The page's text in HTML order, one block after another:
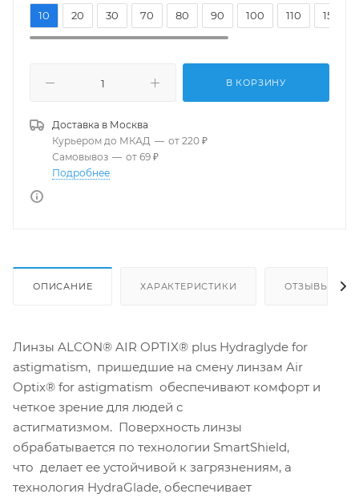
10
20 30 70 80 90 100 110 150
В КОРЗИНУ
Доставка в Москва
Курьером до МКАД — от 220 ₽
Самовывоз — от 69 ₽
Подробнее
ОПИСАНИЕ ХАРАКТЕРИСТИКИ ОТЗЫВЫ
Линзы ALCON® AIR OPTIX® plus Hydraglyde for
astigmatism, пришедшие на смену линзам Air
Optix® for astigmatism обеспечивают комфорт и
четкое зрение для людей с
астигматизмом. Поверхность линзы
обрабатывается по технологии SmartShield,
что делает ее устойчивой к загрязнениям, а
технология HydraGlade, обеспечивает